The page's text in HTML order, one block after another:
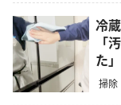
冷
「
た」
掃除